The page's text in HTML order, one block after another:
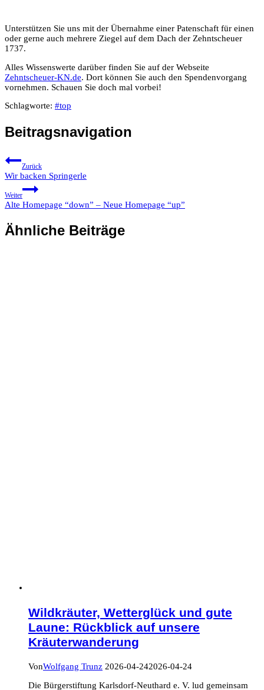
Unterstützen Sie uns mit der Übernahme einer Patenschaft für einen
oder gerne auch mehrere Ziegel auf dem Dach der Zehntscheuer
1737.
Alles Wissenswerte darüber finden Sie auf der Webseite
Zehntscheuer-KN.de. Dort können Sie auch den Spendenvorgang
vornehmen. Schauen Sie doch mal vorbei!
Schlagworte: #top
Beitragsnavigation
Zurück
Wir backen Springerle
Weiter
Alte Homepage “down” – Neue Homepage “up”
Ähnliche Beiträge
Wildkräuter, Wetterglück und gute
Laune: Rückblick auf unsere
Kräuterwanderung
VonWolfgang Trunz 2026-04-242026-04-24
Die Bürgerstiftung Karlsdorf-Neuthard e. V. lud gemeinsam